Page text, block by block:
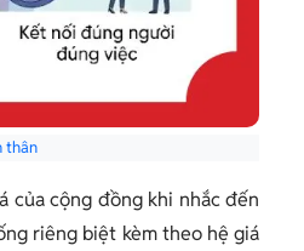
thân
của cộng đồng khi nhắc đến
riêng biệt kèm theo hệ giá